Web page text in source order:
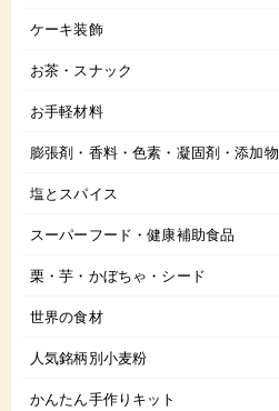
ケーキ装飾
お茶・スナック
お手軽材料
膨張剤・香料・色素・凝固剤・添加物
塩とスパイス
スーパーフード・健康補助食品
栗・芋・かぼちゃ・シード
世界の食材
人気銘柄別小麦粉
かんたん手作りキット